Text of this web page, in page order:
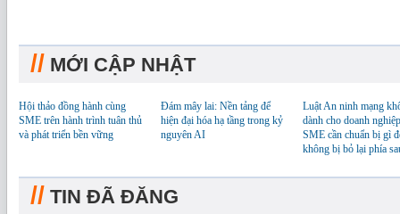
// MỚI CẬP NHẬT
Hội thảo đồng hành cùng
SME trên hành trình tuân thủ
và phát triển bền vững
Đám mây lai: Nền tảng để
hiện đại hóa hạ tầng trong kỷ
nguyên AI
Luật An ninh mạng
dành cho doanh
SME cần chuẩn bị gì
không bị bỏ lại phía
// TIN ĐÃ ĐĂNG